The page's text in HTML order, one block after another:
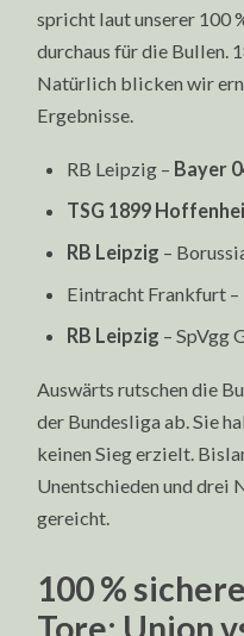
spricht laut unserer 100
durchaus für die Bullen.
Natürlich blicken wir
Ergebnisse.
RB Leipzig – Bayer
TSG 1899
RB Leipzig –
Eintracht Frankfurt –
RB Leipzig – SpVgg
Auswärts rutschen die
der Bundesliga ab. Sie
keinen Sieg erzielt.
Unentschieden und drei
gereicht.
100 %
Tore: Union